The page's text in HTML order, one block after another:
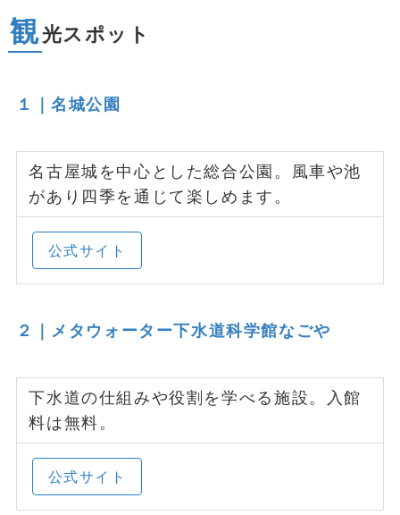
観光スポット
１｜名城公園
名古屋城を中心とした総合公園。風車や池
があり四季を通じて楽しめます。
公式サイト
２｜メタウォーター下水道科学館なごや
下水道の仕組みや役割を学べる施設。入館
料は無料。
公式サイト